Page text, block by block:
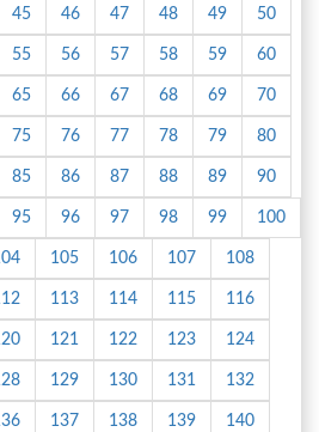
45 46 47 48 49 50
55 56 57 58 59 60
65 66 67 68 69 70
75 76 77 78 79 80
85 86 87 88 89 90
95 96 97 98 99 100
105 106 107 108
113 114 115 116
121 122 123 124
129 130 131 132
137 138 139 140